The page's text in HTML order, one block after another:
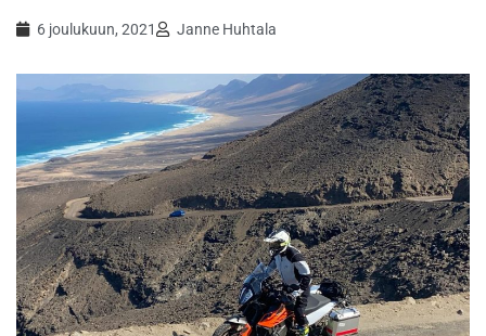
6 joulukuun, 2021 Janne Huhtala